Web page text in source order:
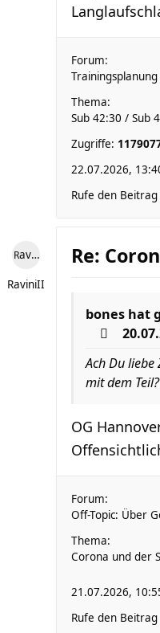
Forum:
Thema:
Sub 42:30 / Sub
Zugriffe:
22.07.2026,
Rufe den
RaviniII
RaviniII
Re:
bones hat
Ach Du liebe
mit dem
OG
Forum:
Off-Topic: Über
Thema:
Corona und der
21.07.2026,
Rufe den